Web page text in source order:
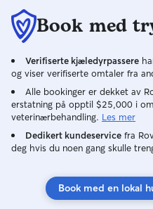
Book med
Verifiserte kjæledyrpassere
og viser verifiserte omtaler fra
Alle bookinger er dekket av
erstatning på opptil $25,000 i
veterinærbehandling. Les mer
Dedikert kundeservice fra
deg hvis du noen gang skulle
Book med en lokal